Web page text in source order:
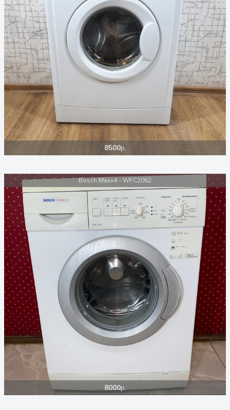
8500р.
Bosch Maxx4 - WFC2062
8000р.